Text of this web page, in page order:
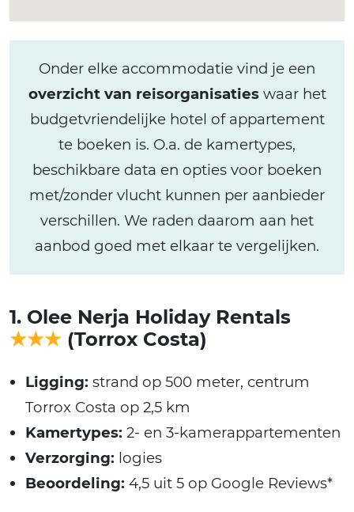
Onder elke accommodatie vind je een
overzicht van reisorganisatieswaar het
budgetvriendelijke hotel of appartement
te boeken is. O.a. de kamertypes,
beschikbare data en opties voor boeken
met/zonder vlucht kunnen per aanbieder
verschillen. We raden daarom aan het
aanbod goed met elkaar te vergelijken.
1. Olee Nerja Holiday Rentals
★★★ (Torrox Costa)
Ligging: strand op 500 meter, centrum
Torrox Costa op 2,5 km
Kamertypes: 2- en 3-kamerappartementen
Verzorging: logies
Beoordeling: 4,5 uit 5 op Google Reviews*